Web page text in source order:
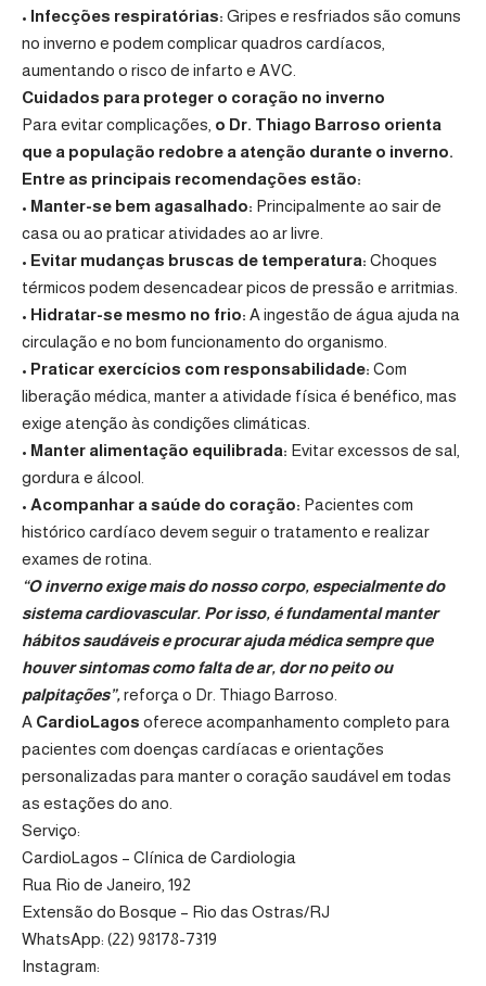
• Infecções respiratórias: Gripes e resfriados são comuns
no inverno e podem complicar quadros cardíacos,
aumentando o risco de infarto e AVC.
Cuidados para proteger o coração no inverno
Para evitar complicações, o Dr. Thiago Barroso orienta
que a população redobre a atenção durante o inverno.
Entre as principais recomendações estão:
• Manter-se bem agasalhado: Principalmente ao sair de
casa ou ao praticar atividades ao ar livre.
• Evitar mudanças bruscas de temperatura: Choques
térmicos podem desencadear picos de pressão e arritmias.
• Hidratar-se mesmo no frio: A ingestão de água ajuda na
circulação e no bom funcionamento do organismo.
• Praticar exercícios com responsabilidade: Com
liberação médica, manter a atividade física é benéfico, mas
exige atenção às condições climáticas.
• Manter alimentação equilibrada: Evitar excessos de sal,
gordura e álcool.
• Acompanhar a saúde do coração: Pacientes com
histórico cardíaco devem seguir o tratamento e realizar
exames de rotina.
“O inverno exige mais do nosso corpo, especialmente do
sistema cardiovascular. Por isso, é fundamental manter
hábitos saudáveis e procurar ajuda médica sempre que
houver sintomas como falta de ar, dor no peito ou
palpitações”,reforça o Dr. Thiago Barroso.
A CardioLagos oferece acompanhamento completo para
pacientes com doenças cardíacas e orientações
personalizadas para manter o coração saudável em todas
as estações do ano.
Serviço:
CardioLagos – Clínica de Cardiologia
Rua Rio de Janeiro, 192
Extensão do Bosque – Rio das Ostras/RJ
WhatsApp: (22) 98178-7319
Instagram: